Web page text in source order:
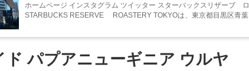
ホームページ インスタグラム ツイッター スターバックスリザーブ®
STARBUCKS RESERVE® ROASTERY TOKYOは、東京都目黒区青葉
ド パプアニューギニア ウルヤ